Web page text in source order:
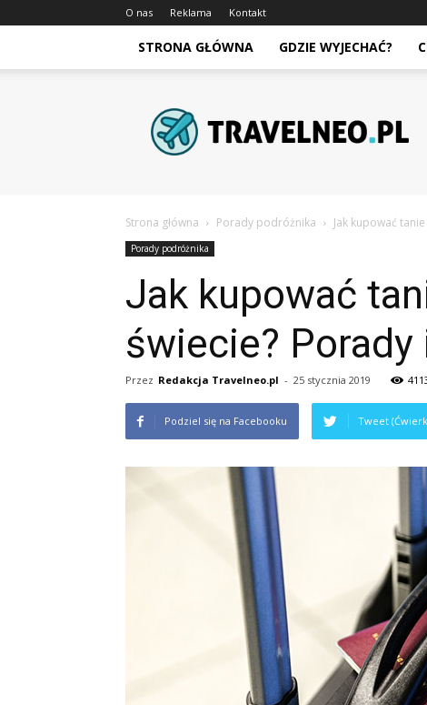
O nas Reklama Kontakt
STRONA GŁÓWNA GDZIE WYJECHAĆ?
Strona główna Porady podróżnika Jak kupować
Porady podróżnika
Jak kupować
świecie?
Przez Redakcja Travelneo.pl - 25 stycznia 2019
Podziel się na Facebooku Tweet